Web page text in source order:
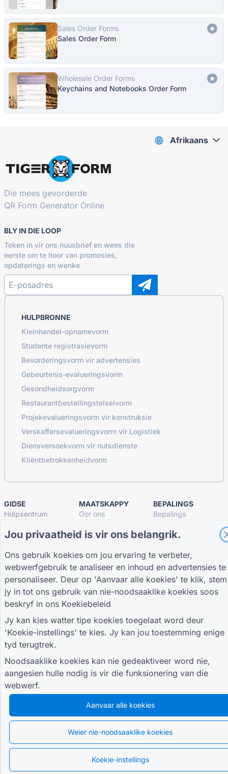
Sales Order Forms
Sales Order Form
Wholesale Order Forms
Keychains and Notebooks Order Form
Die mees gevorderde
QR Form Generator Online
BLY IN DIE LOOP
Teken in vir ons nuusbrief en wees die
eerste om te hoor van promosies,
opdaterings en wenke
HULPBRONNE
Kleinhandel-opnamevorm
Studente registrasievorm
Bevorderingsvorm vir advertensies
Gebeurtenis-evalueringsvorm
Gesondheidsorgvorm
Restaurantbestellingstelselvorm
Projekevalueringsvorm vir konstruksie
Verskaffersevalueringsvorm vir Logistiek
Diensversoekvorm vir nutsdienste
Kliëntbetrokkenheidvorm
GIDSE
Hulpsentrum
TIGER FORM Gids
MAATSKAPPY
Oor ons
BEPALINGS
Bepalings
Koekie-instellings
Afrikaans
© 2026 QR Form Generator. All rights reserved.
Jou privaatheid is vir ons belangrik.
Ons gebruik koekies om jou ervaring te verbeter,
webwerfgebruik te analiseer en inhoud en advertensies te
personaliseer. Deur op 'Aanvaar alle koekies' te klik, stem
jy in tot ons gebruik van nie-noodsaaklike koekies soos
beskryf in ons Koekiebeleid
Jy kan kies watter tipe koekies toegelaat word deur
'Koekie-instellings' te kies. Jy kan jou toestemming enige
tyd terugtrek.
Noodsaaklike koekies kan nie gedeaktiveer word nie,
aangesien hulle nodig is vir die funksionering van die
webwerf.
Aanvaar alle koekies
Weier nie-noodsaaklike koekies
Koekie-instellings